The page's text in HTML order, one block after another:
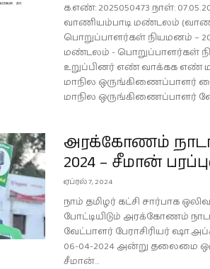
க.எண்: 2025050473 நாள்:
வாணியம்பாடி மண்டலம்
பொறுப்பாளர்கள் நியமனம் –
மண்டலம் - பொறுப்பாளர்கள்
உறுப்பினர் எண் வாக்கக எண்
மாநில ஒருங்கிணைப்பாளர்
மாநில ஒருங்கிணைப்பாளர்
அரக்கோணம்
2024 – சீமான்
ஏப்ரல் 7, 2024
நாம் தமிழர் கட்சி சார்பாக
போட்டியிடும் அரக்கோணம்
வேட்பாளர் பேராசிரியர்
06-04-2024 அன்று தலைமை
சீமான்...